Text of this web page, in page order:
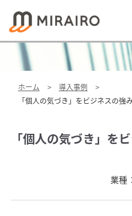
ホーム
導入事例
「個人の気づき」をビジネスの強み
「個人の気づき」を
業種：